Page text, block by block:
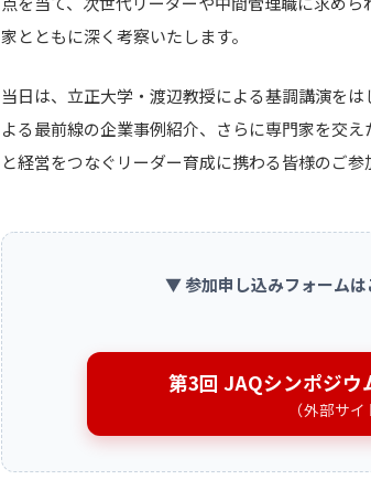
家とともに深く考察いたします。
当日は、立正大学・渡辺教授による基調講演を
よる最前線の企業事例紹介、さらに専門家を交
と経営をつなぐリーダー育成に携わる皆様のご参
▼ 参加申し込みフォームは
第3回 JAQシンポジウ
（外部サイ